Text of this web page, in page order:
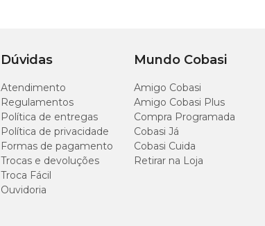
Dúvidas
Atendimento
Regulamentos
Política de entregas
Política de privacidade
Formas de pagamento
Trocas e devoluções
Troca Fácil
Ouvidoria
Mundo Cobasi
Amigo Cobasi
Amigo Cobasi Plus
Compra Programada
Cobasi Já
Cobasi Cuida
Retirar na Loja